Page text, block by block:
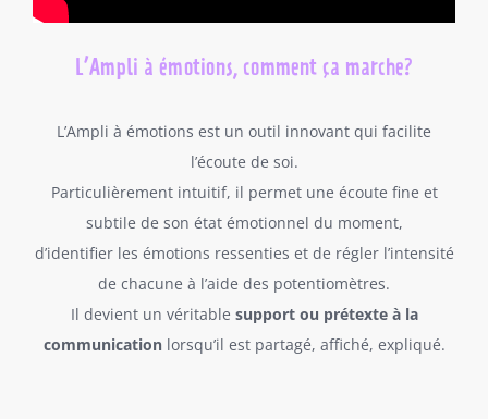
L’Ampli à émotions, comment ça marche?
L’Ampli à émotions est un outil innovant qui facilite
l’écoute de soi.
Particulièrement intuitif, il permet une écoute fine et
subtile de son état émotionnel du moment,
d’identifier les émotions ressenties et de régler l’intensité
de chacune à l’aide des potentiomètres.
Il devient un véritable support ou prétexte à la
communicationlorsqu’il est partagé, affiché, expliqué.